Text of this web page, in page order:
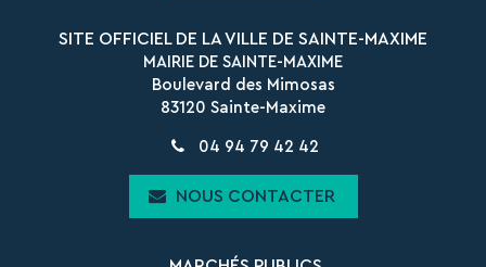
SITE OFFICIEL DE LA VILLE DE SAINTE-MAXIME
MAIRIE DE SAINTE-MAXIME
Boulevard des Mimosas
83120 Sainte-Maxime
04 94 79 42 42
NOUS CONTACTER